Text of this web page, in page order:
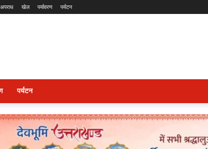
अपराध खेल पर्यावरण पर्यटन
पर्यटन